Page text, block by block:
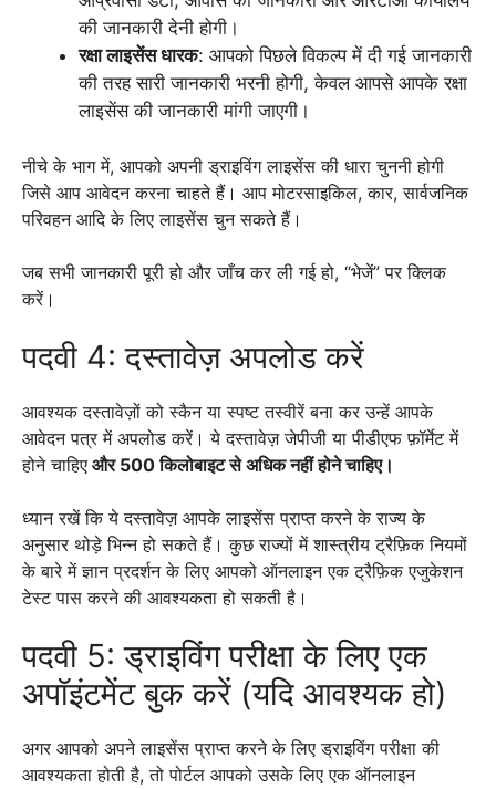
की जानकारी देनी होगी।
रक्षा लाइसेंस धारक: आपको पिछले विकल्प में दी गई जानकारी
की तरह सारी जानकारी भरनी होगी, केवल आपसे आपके रक्षा
लाइसेंस की जानकारी मांगी जाएगी।
नीचे के भाग में, आपको अपनी ड्राइविंग लाइसेंस की धारा चुननी होगी
जिसे आप आवेदन करना चाहते हैं। आप मोटरसाइकिल, कार, सार्वजनिक
परिवहन आदि के लिए लाइसेंस चुन सकते हैं।
जब सभी जानकारी पूरी हो और जाँच कर ली गई हो, “भेजें” पर क्लिक
करें।
पदवी 4: दस्तावेज़ अपलोड करें
आवश्यक दस्तावेज़ों को स्कैन या स्पष्ट तस्वीरें बना कर उन्हें आपके
आवेदन पत्र में अपलोड करें। ये दस्तावेज़ जेपीजी या पीडीएफ फ़ॉर्मेट में
होने चाहिए और 500 किलोबाइट से अधिक नहीं होने चाहिए।
ध्यान रखें कि ये दस्तावेज़ आपके लाइसेंस प्राप्त करने के राज्य के
अनुसार थोड़े भिन्न हो सकते हैं। कुछ राज्यों में शास्त्रीय ट्रैफ़िक नियमों
के बारे में ज्ञान प्रदर्शन के लिए आपको ऑनलाइन एक ट्रैफ़िक एजुकेशन
टेस्ट पास करने की आवश्यकता हो सकती है।
पदवी 5: ड्राइविंग परीक्षा के लिए एक
अपॉइंटमेंट बुक करें (यदि आवश्यक हो)
अगर आपको अपने लाइसेंस प्राप्त करने के लिए ड्राइविंग परीक्षा की
आवश्यकता होती है, तो पोर्टल आपको उसके लिए एक ऑनलाइन